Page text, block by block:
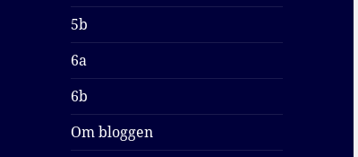
5b
6a
6b
Om bloggen